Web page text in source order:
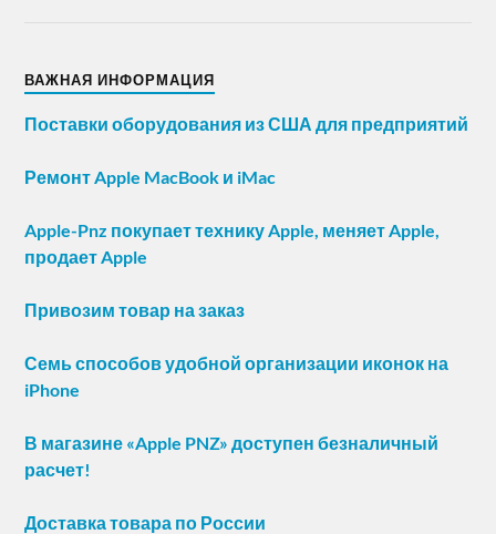
ВАЖНАЯ ИНФОРМАЦИЯ
Поставки оборудования из США для предприятий
Ремонт Apple MacBook и iMac
Apple-Pnz покупает технику Apple, меняет Apple,
продает Apple
Привозим товар на заказ
Семь способов удобной организации иконок на
iPhone
В магазине «Apple PNZ» доступен безналичный
расчет!
Доставка товара по России